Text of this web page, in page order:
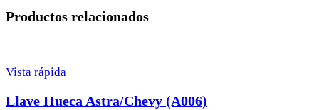
Productos relacionados
Vista rápida
Llave Hueca Astra/Chevy (A006)